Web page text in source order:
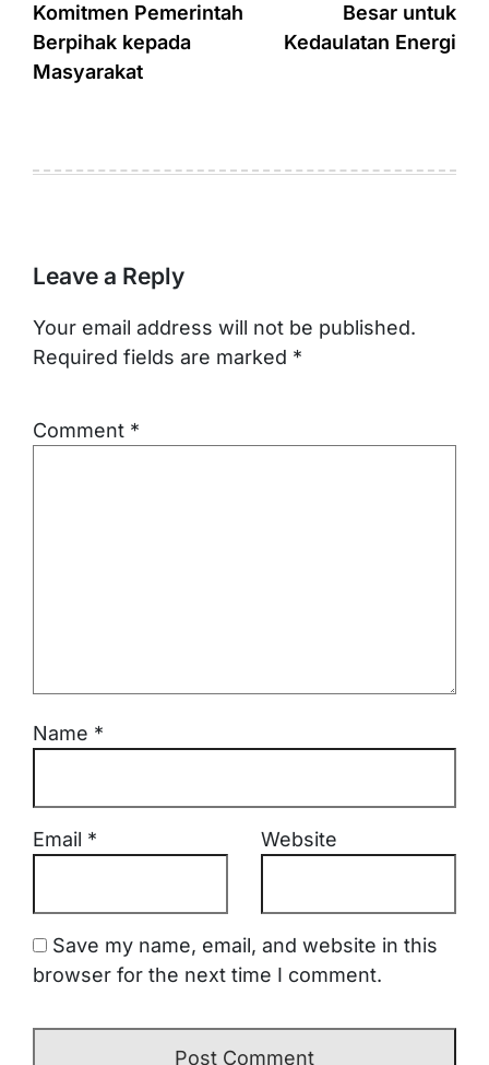
Komitmen Pemerintah
Berpihak kepada
Masyarakat
Besar untuk
Kedaulatan Energi
Leave a Reply
Your email address will not be published.
Required fields are marked *
Comment *
Name *
Email * Website
Save my name, email, and website in this
browser for the next time I comment.